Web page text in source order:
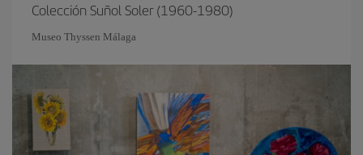
Colección Suñol Soler (1960-1980)
Museo Thyssen Málaga